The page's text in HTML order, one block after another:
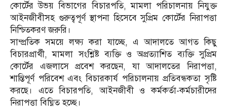
কোর্টের উভয় বিভাগের বিচারপতি, মামলা পরিচালনায় নিযুক্ত
আইনজীবীসহ গুরুত্বপূর্ণ স্থাপনা হিসেবে সুপ্রিম কোর্টের নিরাপত্তা
নিশ্চিতকরণ জরুরি।
সাম্প্রতিক সময়ে লক্ষ্য করা যাচ্ছে, এ আদালতে আগত কিছু
বিচারপ্রার্থী, মামলা সংশ্লিষ্ট ব্যক্তি ও অপ্রত্যাশিত ব্যক্তি সুপ্রিম
কোর্টের এজলাসে প্রবেশ করছেন, যা আদালতের নিরাপত্তা,
শান্তিপূর্ণ পরিবেশ এবং বিচারকার্য পরিচালনায় প্রতিবন্ধকতা সৃষ্টি
করছে। এতে বিচারপতি, আইনজীবী ও কর্মকর্তা-কর্মচারীদের
নিরাপত্তা বিঘ্নিত হচ্ছে।